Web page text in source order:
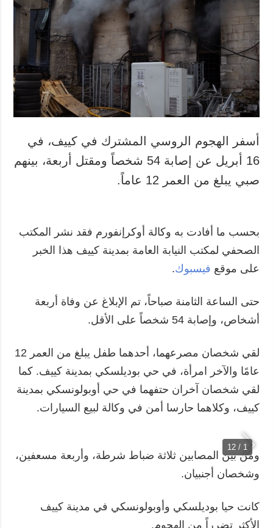
أسفر الهجوم الروسي المشترك في كييف، في
16 أبريل عن إصابة 54 شخصاً ومقتل أربعة، بينهم
صبي يبلغ من العمر 12 عاماً.
بحسب ما أفادت به وكالة أوكرإنفورم فقد نشر المكتب
الصحفي لمكتب النيابة العامة بمدينة كييف هذا الخبر
على موقع فيسبوك.
حتى الساعة الثامنة صباحاً، تم الإبلاغ عن وفاة أربعة
أشخاص، وإصابة 54 شخصاً على الأقل.
لقي شخصان مصرعهما، أحدهما طفل يبلغ من العمر 12
عامًا والآخر امرأة، في حي بوديلسكي بمدينة كييف. كما
لقي شخصان آخران حتفهما في حي أوبولونسكي بمدينة
كييف، وكلاهما حارسا أمن في وكالة لبيع السيارات.
1 / 12
ومن بين المصابين ثلاثة ضباط شرطة، وأربعة مسعفين،
وشخصان أجنبيان.
كانت حيا بوديلسكي وأوبولونسكي في مدينة كييف
الأكثر تضرراً من الهجوم.